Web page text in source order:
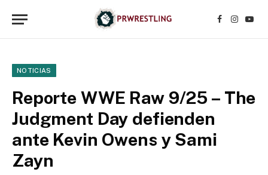
Facebook
NOTICIAS
Reporte WWE Raw 9/25 – The
Judgment Day defienden
ante Kevin Owens y Sami
Zayn